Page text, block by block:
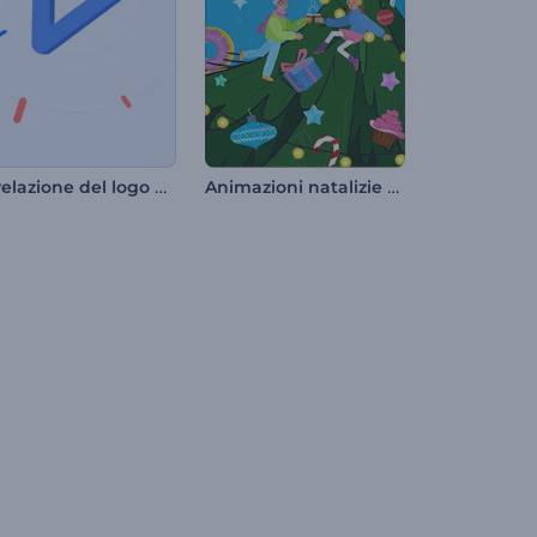
Rivelazione del logo di Dots in Motion Animazioni natalizie allegre